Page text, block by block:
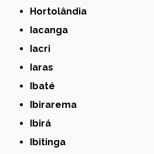
Hortolândia
Iacanga
Iacri
Iaras
Ibaté
Ibirarema
Ibirá
Ibitinga